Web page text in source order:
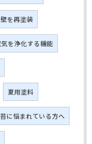
を再塗装
を浄化する機能
夏用塗料
に悩まれている方へ